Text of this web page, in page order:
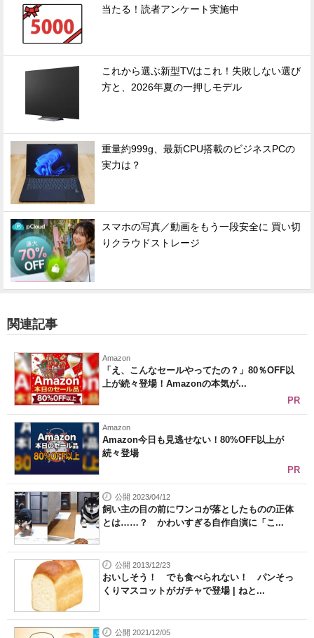
当たる！読者アンケート実施中
これから選ぶ新型TVはこれ！失敗しない選び
方と、2026年夏の一押しモデル
重量約999g、最新CPU搭載のビジネスPCの
実力は？
スマホの写真／動画をもう一段安全に 買い切
りクラウドストレージ
関連記事
Amazon
「え、こんなセールやってたの？」80％OFF以
上が続々登場！Amazonの本気が...
PR
Amazon
Amazon今日も見逃せない！80%OFF以上が
続々登場
PR
公開 2023/04/12
飼い主の目の前にワンコが落としたものの正体
とは……？ かわいすぎる自作自演に「こ...
公開 2013/12/23
おいしそう！ でも食べられない！ パンそっ
くりマスコットがガチャで登場 | ねと...
公開 2021/12/05